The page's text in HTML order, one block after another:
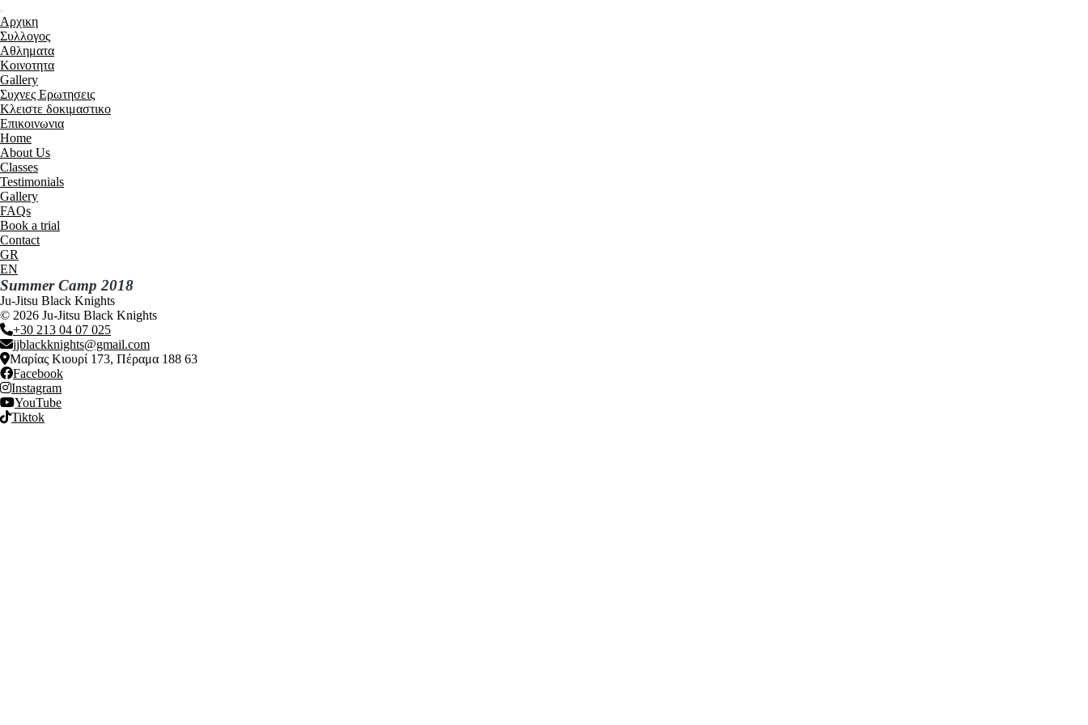
Menu
Αρχικη
Συλλογος
Αθληματα
Kοινοτητα
Gallery
Συχνες Ερωτησεις
Κλειστε δοκιμαστικο
Επικοινωνια
Home
About Us
Classes
Testimonials
Gallery
FAQs
Book a trial
Contact
GR
EN
Summer Camp 2018
Ju-Jitsu Black Knights
© 2026 Ju-Jitsu Black Knights
+30 213 04 07 025
jjblackknights@gmail.com
Μαρίας Κιουρί 173, Πέραμα 188 63
Facebook
Instagram
YouTube
Tiktok